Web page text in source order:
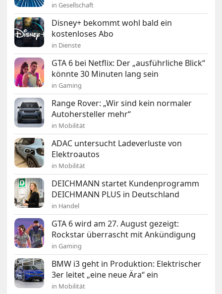
in Gesellschaft
Disney+ bekommt wohl bald ein
kostenloses Abo
in Dienste
GTA 6 bei Netflix: Der „ausführliche Blick“
könnte 30 Minuten lang sein
in Gaming
Range Rover: „Wir sind kein normaler
Autohersteller mehr“
in Mobilität
ADAC untersucht Ladeverluste von
Elektroautos
in Mobilität
DEICHMANN startet Kundenprogramm
DEICHMANN PLUS in Deutschland
in Handel
GTA 6 wird am 27. August gezeigt:
Rockstar überrascht mit Ankündigung
in Gaming
BMW i3 geht in Produktion: Elektrischer
3er leitet „eine neue Ära“ ein
in Mobilität